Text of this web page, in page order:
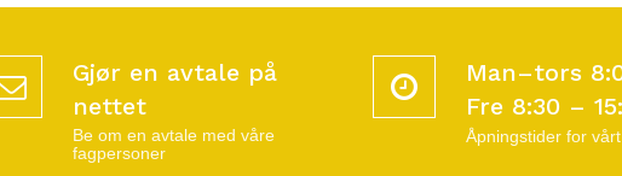
Gjør en avtale på
nettet
Be om en avtale med våre
fagpersoner
Man–tors
Fre 8:30 –
Åpningstider for